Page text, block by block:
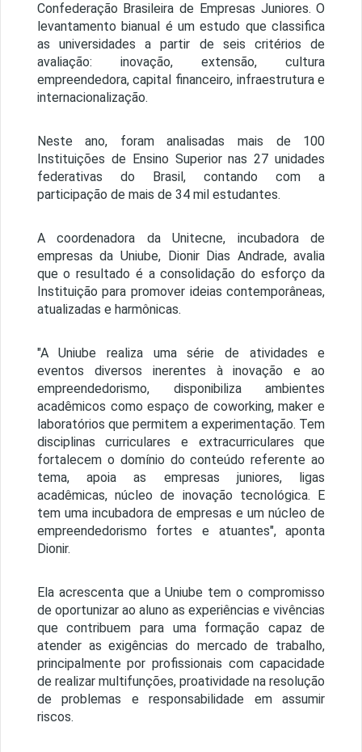
Confederação Brasileira de Empresas Juniores. O
levantamento bianual é um estudo que classifica
as universidades a partir de seis critérios de
avaliação: inovação, extensão, cultura
empreendedora, capital financeiro, infraestrutura e
internacionalização.
Neste ano, foram analisadas mais de 100
Instituições de Ensino Superior nas 27 unidades
federativas do Brasil, contando com a
participação de mais de 34 mil estudantes.
A coordenadora da Unitecne, incubadora de
empresas da Uniube, Dionir Dias Andrade, avalia
que o resultado é a consolidação do esforço da
Instituição para promover ideias contemporâneas,
atualizadas e harmônicas.
"A Uniube realiza uma série de atividades e
eventos diversos inerentes à inovação e ao
empreendedorismo, disponibiliza ambientes
acadêmicos como espaço de coworking, maker e
laboratórios que permitem a experimentação. Tem
disciplinas curriculares e extracurriculares que
fortalecem o domínio do conteúdo referente ao
tema, apoia as empresas juniores, ligas
acadêmicas, núcleo de inovação tecnológica. E
tem uma incubadora de empresas e um núcleo de
empreendedorismo fortes e atuantes", aponta
Dionir.
Ela acrescenta que a Uniube tem o compromisso
de oportunizar ao aluno as experiências e vivências
que contribuem para uma formação capaz de
atender as exigências do mercado de trabalho,
principalmente por profissionais com capacidade
de realizar multifunções, proatividade na resolução
de problemas e responsabilidade em assumir
riscos.